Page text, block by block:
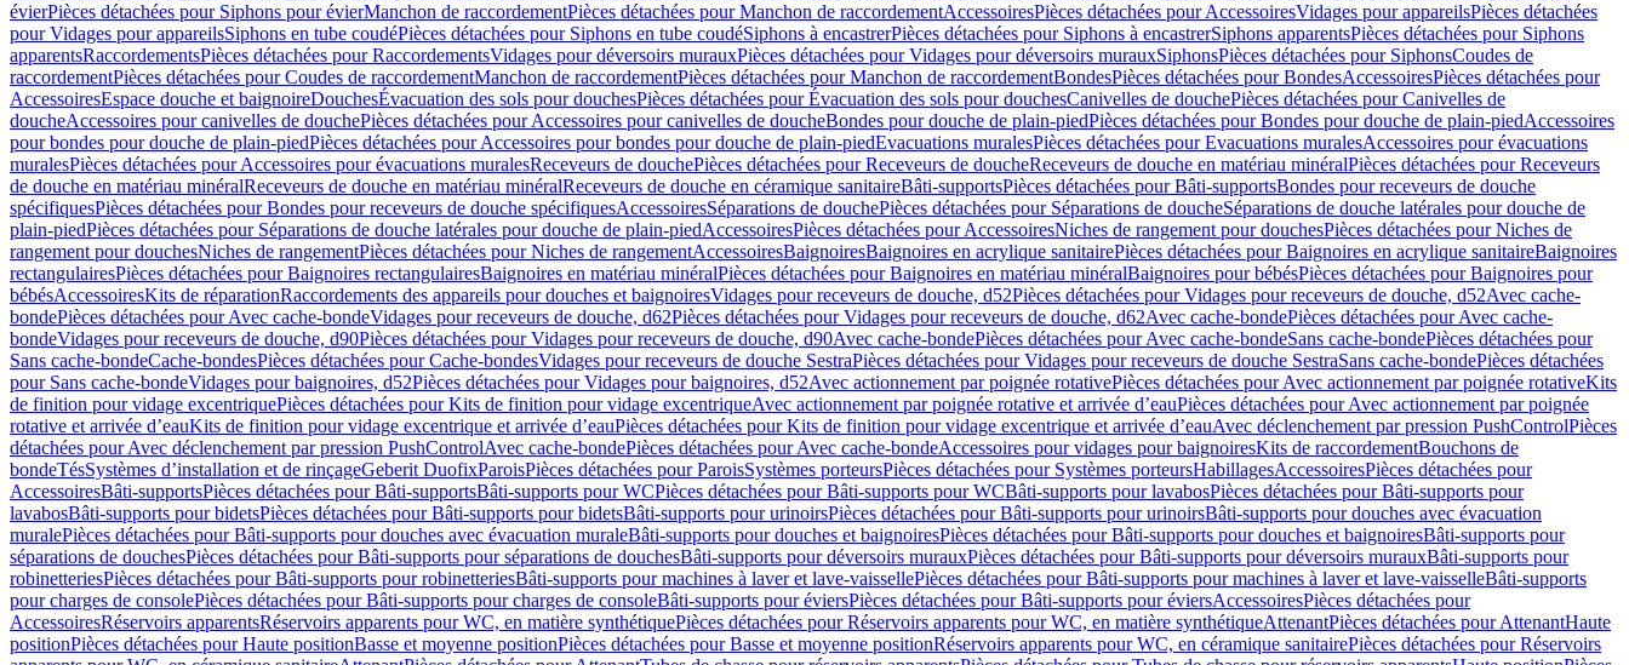
évierPièces détachées pour Siphons pour évierManchon de raccordementPièces détachées pour Manchon de raccordementAccessoiresPièces détachées pour AccessoiresVidages pour appareilsPièces détachées
pour Vidages pour appareilsSiphons en tube coudéPièces détachées pour Siphons en tube coudéSiphons à encastrerPièces détachées pour Siphons à encastrerSiphons apparentsPièces détachées pour Siphons
apparentsRaccordementsPièces détachées pour RaccordementsVidages pour déversoirs murauxPièces détachées pour Vidages pour déversoirs murauxSiphonsPièces détachées pour SiphonsCoudes de
raccordementPièces détachées pour Coudes de raccordementManchon de raccordementPièces détachées pour Manchon de raccordementBondesPièces détachées pour BondesAccessoiresPièces détachées pour
AccessoiresEspace douche et baignoireDouchesÉvacuation des sols pour douchesPièces détachées pour Évacuation des sols pour douchesCanivelles de douchePièces détachées pour Canivelles de
doucheAccessoires pour canivelles de douchePièces détachées pour Accessoires pour canivelles de doucheBondes pour douche de plain-piedPièces détachées pour Bondes pour douche de plain-piedAccessoires
pour bondes pour douche de plain-piedPièces détachées pour Accessoires pour bondes pour douche de plain-piedEvacuations muralesPièces détachées pour Evacuations muralesAccessoires pour évacuations
muralesPièces détachées pour Accessoires pour évacuations muralesReceveurs de douchePièces détachées pour Receveurs de doucheReceveurs de douche en matériau minéralPièces détachées pour Receveurs
de douche en matériau minéralReceveurs de douche en matériau minéralReceveurs de douche en céramique sanitaireBâti-supportsPièces détachées pour Bâti-supportsBondes pour receveurs de douche
spécifiquesPièces détachées pour Bondes pour receveurs de douche spécifiquesAccessoiresSéparations de douchePièces détachées pour Séparations de doucheSéparations de douche latérales pour douche de
plain-piedPièces détachées pour Séparations de douche latérales pour douche de plain-piedAccessoiresPièces détachées pour AccessoiresNiches de rangement pour douchesPièces détachées pour Niches de
rangement pour douchesNiches de rangementPièces détachées pour Niches de rangementAccessoiresBaignoiresBaignoires en acrylique sanitairePièces détachées pour Baignoires en acrylique sanitaireBaignoires
rectangulairesPièces détachées pour Baignoires rectangulairesBaignoires en matériau minéralPièces détachées pour Baignoires en matériau minéralBaignoires pour bébésPièces détachées pour Baignoires pour
bébésAccessoiresKits de réparationRaccordements des appareils pour douches et baignoiresVidages pour receveurs de douche, d52Pièces détachées pour Vidages pour receveurs de douche, d52Avec cache-
bondePièces détachées pour Avec cache-bondeVidages pour receveurs de douche, d62Pièces détachées pour Vidages pour receveurs de douche, d62Avec cache-bondePièces détachées pour Avec cache-
bondeVidages pour receveurs de douche, d90Pièces détachées pour Vidages pour receveurs de douche, d90Avec cache-bondePièces détachées pour Avec cache-bondeSans cache-bondePièces détachées pour
Sans cache-bondeCache-bondesPièces détachées pour Cache-bondesVidages pour receveurs de douche SestraPièces détachées pour Vidages pour receveurs de douche SestraSans cache-bondePièces détachées
pour Sans cache-bondeVidages pour baignoires, d52Pièces détachées pour Vidages pour baignoires, d52Avec actionnement par poignée rotativePièces détachées pour Avec actionnement par poignée rotativeKits
de finition pour vidage excentriquePièces détachées pour Kits de finition pour vidage excentriqueAvec actionnement par poignée rotative et arrivée d’eauPièces détachées pour Avec actionnement par poignée
rotative et arrivée d’eauKits de finition pour vidage excentrique et arrivée d’eauPièces détachées pour Kits de finition pour vidage excentrique et arrivée d’eauAvec déclenchement par pression PushControlPièces
détachées pour Avec déclenchement par pression PushControlAvec cache-bondePièces détachées pour Avec cache-bondeAccessoires pour vidages pour baignoiresKits de raccordementBouchons de
bondeTésSystèmes d’installation et de rinçageGeberit DuofixParoisPièces détachées pour ParoisSystèmes porteursPièces détachées pour Systèmes porteursHabillagesAccessoiresPièces détachées pour
AccessoiresBâti-supportsPièces détachées pour Bâti-supportsBâti-supports pour WCPièces détachées pour Bâti-supports pour WCBâti-supports pour lavabosPièces détachées pour Bâti-supports pour
lavabosBâti-supports pour bidetsPièces détachées pour Bâti-supports pour bidetsBâti-supports pour urinoirsPièces détachées pour Bâti-supports pour urinoirsBâti-supports pour douches avec évacuation
muralePièces détachées pour Bâti-supports pour douches avec évacuation muraleBâti-supports pour douches et baignoiresPièces détachées pour Bâti-supports pour douches et baignoiresBâti-supports pour
séparations de douchesPièces détachées pour Bâti-supports pour séparations de douchesBâti-supports pour déversoirs murauxPièces détachées pour Bâti-supports pour déversoirs murauxBâti-supports pour
robinetteriesPièces détachées pour Bâti-supports pour robinetteriesBâti-supports pour machines à laver et lave-vaissellePièces détachées pour Bâti-supports pour machines à laver et lave-vaisselleBâti-supports
pour charges de consolePièces détachées pour Bâti-supports pour charges de consoleBâti-supports pour éviersPièces détachées pour Bâti-supports pour éviersAccessoiresPièces détachées pour
AccessoiresRéservoirs apparentsRéservoirs apparents pour WC, en matière synthétiquePièces détachées pour Réservoirs apparents pour WC, en matière synthétiqueAttenantPièces détachées pour AttenantHaute
positionPièces détachées pour Haute positionBasse et moyenne positionPièces détachées pour Basse et moyenne positionRéservoirs apparents pour WC, en céramique sanitairePièces détachées pour Réservoirs